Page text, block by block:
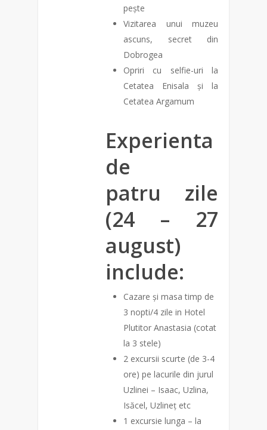
pește
Vizitarea unui muzeu
ascuns, secret din
Dobrogea
Opriri cu selfie-uri la
Cetatea Enisala și la
Cetatea Argamum
Experienta
de
patru zile
(24 – 27
august)
include:
Cazare și masa timp de
3 nopti/4 zile in Hotel
Plutitor Anastasia (cotat
la 3 stele)
2 excursii scurte (de 3-4
ore) pe lacurile din jurul
Uzlinei – Isaac, Uzlina,
Isăcel, Uzlineț etc
1 excursie lunga – la